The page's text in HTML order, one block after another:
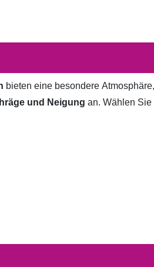
bieten eine besondere
und Neigung an. Wählen Sie